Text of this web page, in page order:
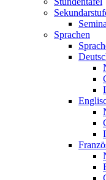
Sprachen